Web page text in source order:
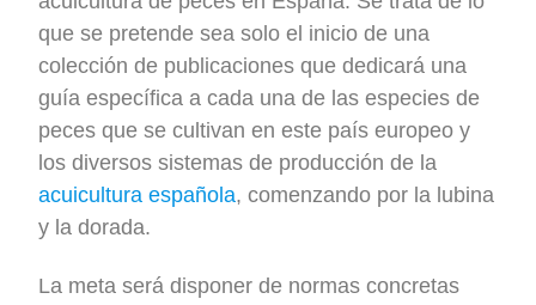
que se pretende sea solo el inicio de una
colección de publicaciones que dedicará una
guía específica a cada una de las especies de
peces que se cultivan en este país europeo y
los diversos sistemas de producción de la
acuicultura española, comenzando por la lubina
y la dorada.
La meta será disponer de normas concretas